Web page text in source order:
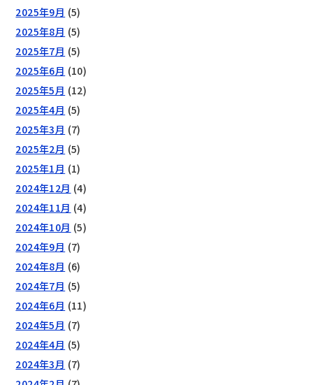
2025年9月 (5)
2025年8月 (5)
2025年7月 (5)
2025年6月 (10)
2025年5月 (12)
2025年4月 (5)
2025年3月 (7)
2025年2月 (5)
2025年1月 (1)
2024年12月 (4)
2024年11月 (4)
2024年10月 (5)
2024年9月 (7)
2024年8月 (6)
2024年7月 (5)
2024年6月 (11)
2024年5月 (7)
2024年4月 (5)
2024年3月 (7)